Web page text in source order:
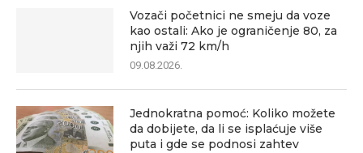
Vozači početnici ne smeju da voze
kao ostali: Ako je ograničenje 80, za
njih važi 72 km/h
09.08.2026.
Jednokratna pomoć: Koliko možete
da dobijete, da li se isplaćuje više
puta i gde se podnosi zahtev